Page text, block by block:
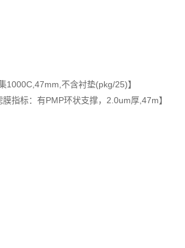
不含衬垫(pkg/25)】
指标：有PMP环状支撑，2.0um厚,47m】